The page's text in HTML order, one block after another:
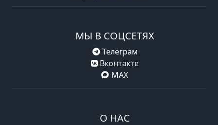
МЫ В СОЦСЕТЯХ
Телеграм
Вконтакте
MAX
О НАС